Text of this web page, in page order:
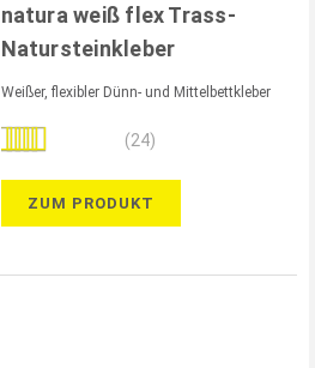
natura weiß flex Trass-
Natursteinkleber
Weißer, flexibler Dünn- und Mittelbettkleber
Bewertung: (24)
ZUM PRODUKT